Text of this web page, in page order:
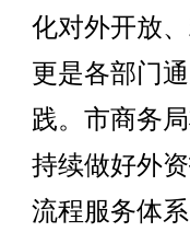
化对外开放
更是各部门
践。市商务
持续做好外
流程服务体